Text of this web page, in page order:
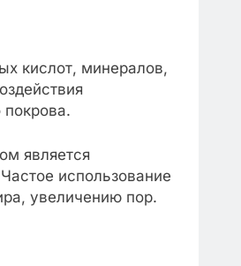
кислот, минералов,
является
использование
увеличению пор.